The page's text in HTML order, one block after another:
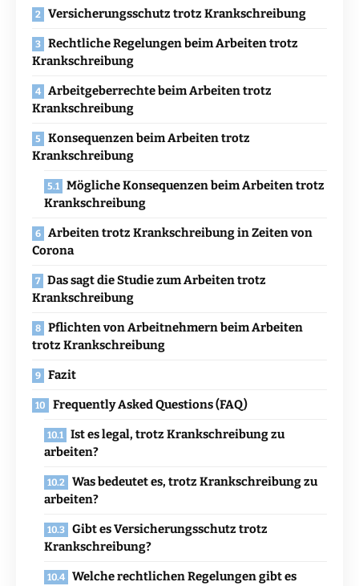
Versicherungsschutz trotz Krankschreibung
Rechtliche Regelungen beim Arbeiten trotz
Krankschreibung
Arbeitgeberrechte beim Arbeiten trotz
Krankschreibung
Konsequenzen beim Arbeiten trotz
Krankschreibung
Mögliche Konsequenzen beim Arbeiten trotz
Krankschreibung
Arbeiten trotz Krankschreibung in Zeiten von
Corona
Das sagt die Studie zum Arbeiten trotz
Krankschreibung
Pflichten von Arbeitnehmern beim Arbeiten
trotz Krankschreibung
Fazit
Frequently Asked Questions (FAQ)
Ist es legal, trotz Krankschreibung zu
arbeiten?
Was bedeutet es, trotz Krankschreibung zu
arbeiten?
Gibt es Versicherungsschutz trotz
Krankschreibung?
Welche rechtlichen Regelungen gibt es